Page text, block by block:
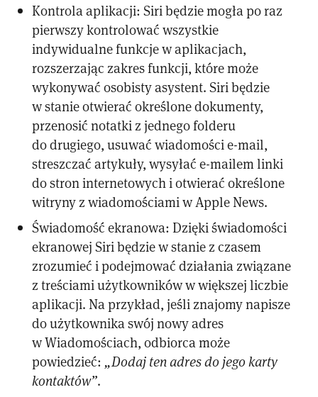
Kontrola aplikacji: Siri będzie mogła po raz
pierwszy kontrolować wszystkie
indywidualne funkcje w aplikacjach,
rozszerzając zakres funkcji, które może
wykonywać osobisty asystent. Siri będzie
w stanie otwierać określone dokumenty,
przenosić notatki z jednego folderu
do drugiego, usuwać wiadomości e-mail,
streszczać artykuły, wysyłać e-mailem linki
do stron internetowych i otwierać określone
witryny z wiadomościami w Apple News.
Świadomość ekranowa: Dzięki świadomości
ekranowej Siri będzie w stanie z czasem
zrozumieć i podejmować działania związane
z treściami użytkowników w większej liczbie
aplikacji. Na przykład, jeśli znajomy napisze
do użytkownika swój nowy adres
w Wiadomościach, odbiorca może
powiedzieć:„Dodaj ten adres do jego karty
kontaktów”.